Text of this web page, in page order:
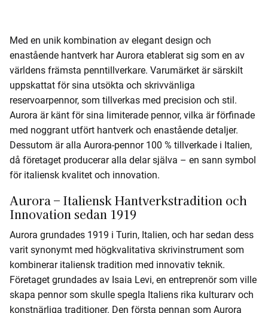
Med en unik kombination av elegant design och
enastående hantverk har Aurora etablerat sig som en av
världens främsta penntillverkare. Varumärket är särskilt
uppskattat för sina utsökta och skrivvänliga
reservoarpennor, som tillverkas med precision och stil.
Aurora är känt för sina limiterade pennor, vilka är förfinade
med noggrant utfört hantverk och enastående detaljer.
Dessutom är alla Aurora-pennor 100 % tillverkade i Italien,
då företaget producerar alla delar själva – en sann symbol
för italiensk kvalitet och innovation.
Aurora – Italiensk Hantverkstradition och
Innovation sedan 1919
Aurora grundades 1919 i Turin, Italien, och har sedan dess
varit synonymt med högkvalitativa skrivinstrument som
kombinerar italiensk tradition med innovativ teknik.
Företaget grundades av Isaia Levi, en entreprenör som ville
skapa pennor som skulle spegla Italiens rika kulturarv och
konstnärliga traditioner. Den första pennan som Aurora